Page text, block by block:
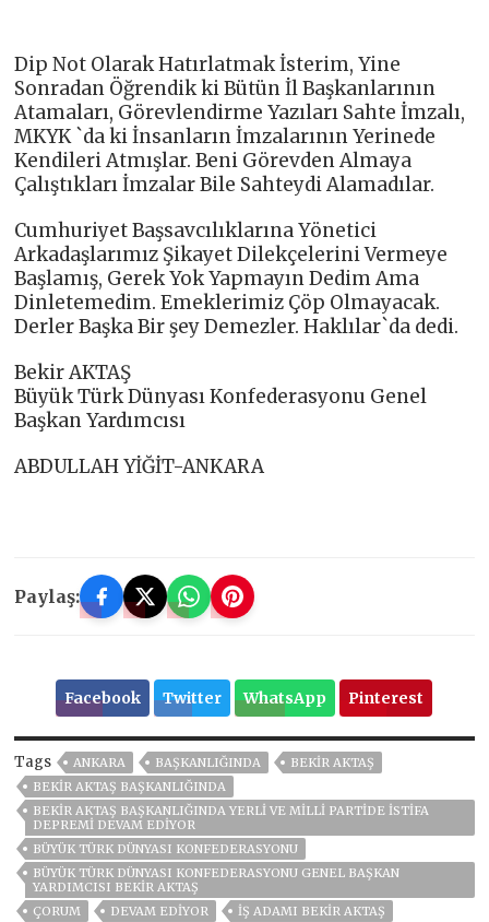
Dip Not Olarak Hatırlatmak İsterim, Yine
Sonradan Öğrendik ki Bütün İl Başkanlarının
Atamaları, Görevlendirme Yazıları Sahte İmzalı,
MKYK `da ki İnsanların İmzalarının Yerinede
Kendileri Atmışlar. Beni Görevden Almaya
Çalıştıkları İmzalar Bile Sahteydi Alamadılar.
Cumhuriyet Başsavcılıklarına Yönetici
Arkadaşlarımız Şikayet Dilekçelerini Vermeye
Başlamış, Gerek Yok Yapmayın Dedim Ama
Dinletemedim. Emeklerimiz Çöp Olmayacak.
Derler Başka Bir şey Demezler. Haklılar`da dedi.
Bekir AKTAŞ
Büyük Türk Dünyası Konfederasyonu Genel
Başkan Yardımcısı
ABDULLAH YİĞİT-ANKARA
Paylaş:
Facebook Twitter WhatsApp Pinterest
Tags ANKARA BAŞKANLIĞINDA
BEKIR AKTAŞ
BEKIR AKTAŞ BAŞKANLIĞINDA
BEKIR AKTAŞ BAŞKANLIĞINDA YERLI VE MILLI PARTIDE İSTIFA
DEPREMI DEVAM EDIYOR
BÜYÜK TÜRK DÜNYASI KONFEDERASYONU
BÜYÜK TÜRK DÜNYASI KONFEDERASYONU GENEL BAŞKAN
YARDIMCISI BEKIR AKTAŞ
ÇORUM
DEVAM EDIYOR
IŞ ADAMI BEKIR AKTAŞ